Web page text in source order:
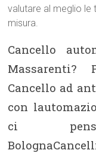
valutare al meglio le
misura.
Cancello
Massarenti?
Cancello ad
con
ci